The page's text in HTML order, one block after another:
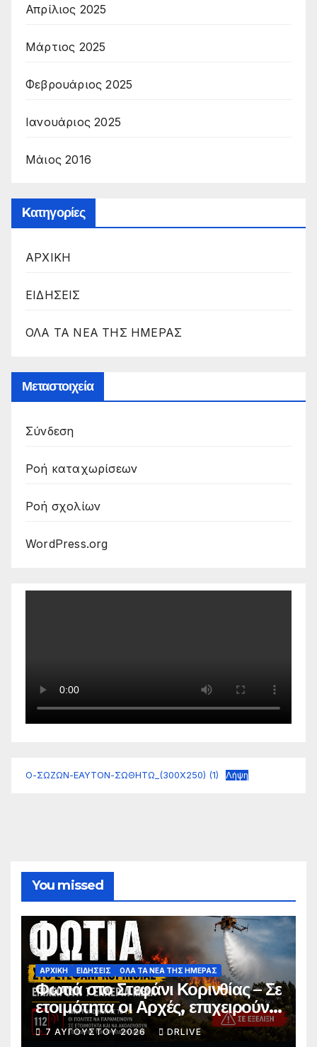
Απρίλιος 2025
Μάρτιος 2025
Φεβρουάριος 2025
Ιανουάριος 2025
Μάιος 2016
Kατηγορίες
ΑΡΧΙΚΗ
ΕΙΔΗΣΕΙΣ
ΟΛΑ ΤΑ ΝΕΑ ΤΗΣ ΗΜΕΡΑΣ
Μεταστοιχεία
Σύνδεση
Ροή καταχωρίσεων
Ροή σχολίων
WordPress.org
Ο-ΣΩΖΩΝ-ΕΑΥΤΟΝ-ΣΩΘΗΤΩ_(300Χ250) (1) Λήψη
You missed
ΑΡΧΙΚΗ ΕΙΔΗΣΕΙΣ ΟΛΑ ΤΑ ΝΕΑ ΤΗΣ ΗΜΕΡΑΣ
Φωτιά στο Στεφάνι Κορινθίας – Σε
ετοιμότητα οι Αρχές, επιχειρούν
7 εναέρια μέσα
7 ΑΥΓΟΎΣΤΟΥ 2026 DRLIVE